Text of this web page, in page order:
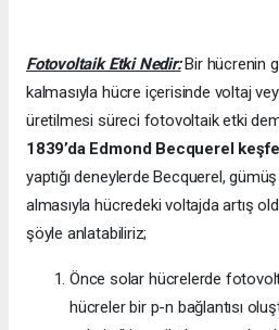
Fotovoltaik Etki Nedir:Bir hücrenin
kalmasıyla hücre içerisinde voltaj
üretilmesi süreci fotovoltaik etki
1839’da Edmond Becquerel
yaptığı deneylerde Becquerel, gümüş
almasıyla hücredeki voltajda artış
şöyle anlatabiliriz;
Önce solar hücrelerde
hücreler bir p-n bağlantısı